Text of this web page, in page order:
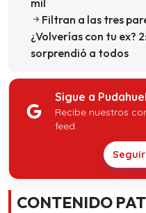
Filtran a las tres
¿Volverías con tu ex?
sorprendió a todos
Sigue a
Recibe nuestros
feed.
CONTENIDO